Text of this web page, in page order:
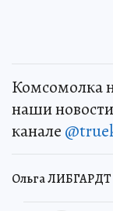
Комсомолка
наши
канале
Ольга ЛИБГАРДТ